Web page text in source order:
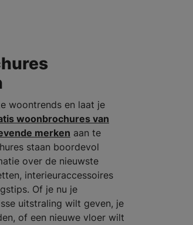
woontrends en laat je
woonbrochures van
merken aan te
staan boordevol
over de nieuwste
interieuraccessoires
Of je nu je
uitstraling wilt geven, je
of een nieuwe vloer wilt